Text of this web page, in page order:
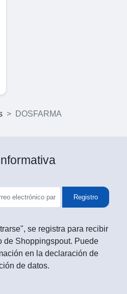
DOSFARMA
Registro
se registra para recibir
de Shoppingspout. Puede
en la declaración de
de datos.